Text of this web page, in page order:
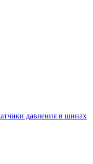
давления в шинах